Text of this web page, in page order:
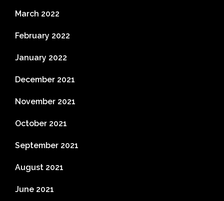
March 2022
February 2022
January 2022
December 2021
November 2021
October 2021
September 2021
August 2021
June 2021